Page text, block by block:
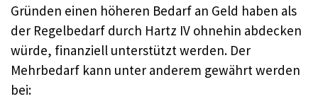
Gründen einen höheren Bedarf an Geld haben als
der Regelbedarf durch Hartz IV ohnehin abdecken
würde, finanziell unterstützt werden. Der
Mehrbedarf kann unter anderem gewährt werden
bei: